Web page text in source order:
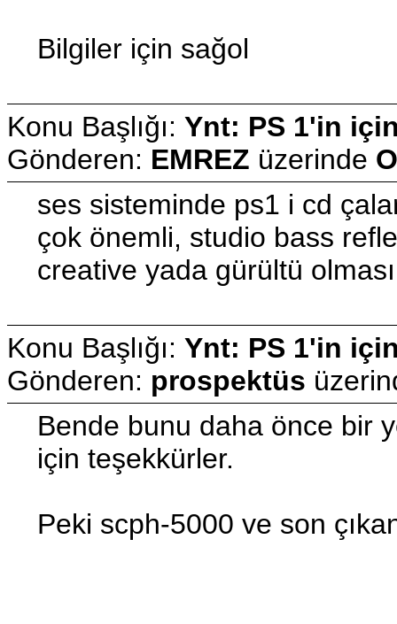
Bilgiler için sağol
Konu Başlığı: Ynt: PS 1'in
Gönderen: EMREZ üzerinde
ses sisteminde ps1 i cd
çok önemli, studio bass
creative yada gürültü
Konu Başlığı: Ynt: PS 1'in
Gönderen: prospektüs
Bende bunu daha önce bir
için teşekkürler.
Peki scph-5000 ve son